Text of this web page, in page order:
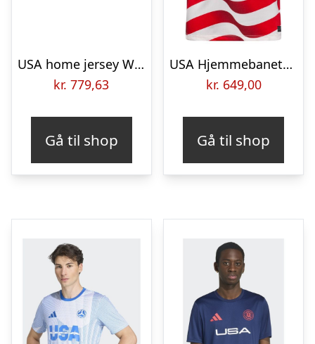
USA home jersey World Cup 2026 – mens-L
kr. 779,63
Gå til shop
USA Hjemmebanetrøje VM 2026 Børn
kr. 649,00
Gå til shop